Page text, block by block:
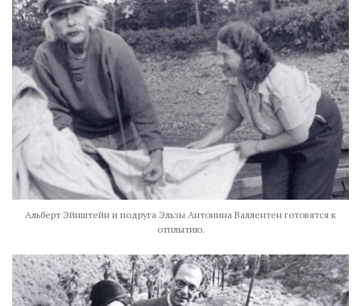
Альберт Эйнштейн и подруга Эльзы Антонина Валлентен готовятся к
отплытию.